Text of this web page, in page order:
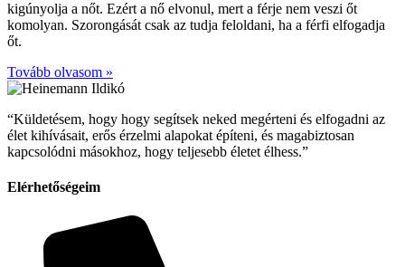
kigúnyolja a nőt. Ezért a nő elvonul, mert a férje nem veszi őt
komolyan. Szorongását csak az tudja feloldani, ha a férfi elfogadja
őt.
Tovább olvasom »
“Küldetésem, hogy hogy segítsek neked megérteni és elfogadni az
élet kihívásait, erős érzelmi alapokat építeni, és magabiztosan
kapcsolódni másokhoz, hogy teljesebb életet élhess.”
Elérhetőségeim